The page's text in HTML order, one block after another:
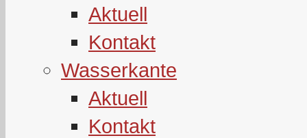
Aktuell
Kontakt
Wasserkante
Aktuell
Kontakt